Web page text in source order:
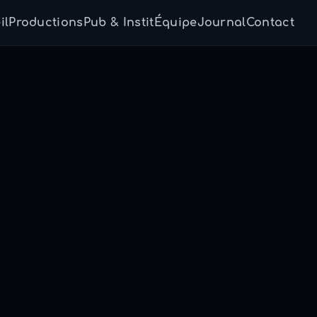
Productions Pub & Instit ÉquipeJournalContact